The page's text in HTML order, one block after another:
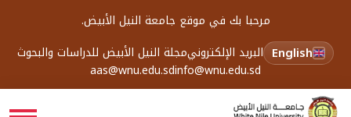
مرحبا بك في موقع جامعة النيل الأبيض.
English البريد الإلكترونيمجلة النيل الأبيض للدراسات والبحوث
info@wnu.edu.sd
aas@wnu.edu.sd